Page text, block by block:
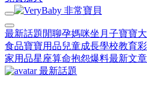
最新話題 閒聊孕媽咪坐月子寶寶
食品寶寶用品兒童成長學校教育
家用品星座算命抱怨爆料最新文章
最新話題